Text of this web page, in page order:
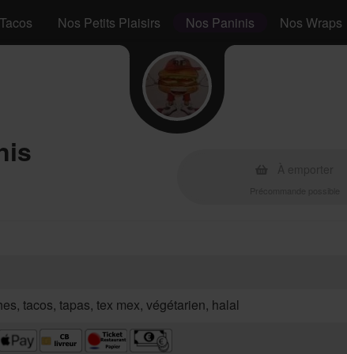
Nos Petits Plaisirs Nos Paninis Nos Wraps
tacos, tapas, tex mex, végétarien, halal